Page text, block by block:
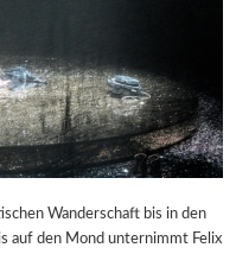
Wanderschaft bis in den
auf den Mond unternimmt Felix